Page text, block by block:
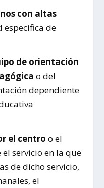
con altas
específica de
de orientación
o del
dependiente
el centro o el
servicio en la que
de dicho servicio,
el